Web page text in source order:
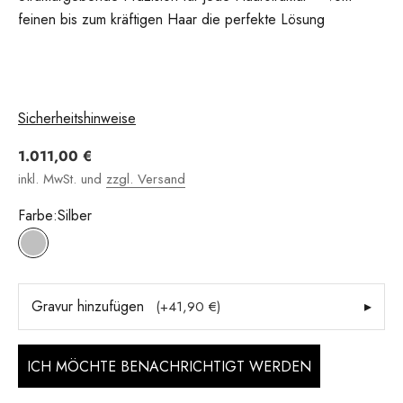
feinen bis zum kräftigen Haar die perfekte Lösung
Sicherheitshinweise
Angebot
1.011,00 €
inkl. MwSt. und zzgl. Versand
Farbe:Silber
Silber
Gravur hinzufügen (+41,90 €) ▸
ICH MÖCHTE BENACHRICHTIGT WERDEN